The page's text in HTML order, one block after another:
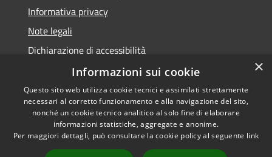
Informativa privacy
Note legali
Dichiarazione di accessibilità
Obiettivi di accessibilità
RSS
Accessibilità
Copyright © 2026 • Comune di
×
Informazioni sui cookie
Questo sito web utilizza cookie tecnici e assimilati strettamente
necessari al corretto funzionamento e alla navigazione del sito,
nonché un cookie tecnico analitico al solo fine di elaborare
informazioni statistiche, aggregate e anonime.
Per maggiori dettagli, può consultare la cookie policy al seguente link